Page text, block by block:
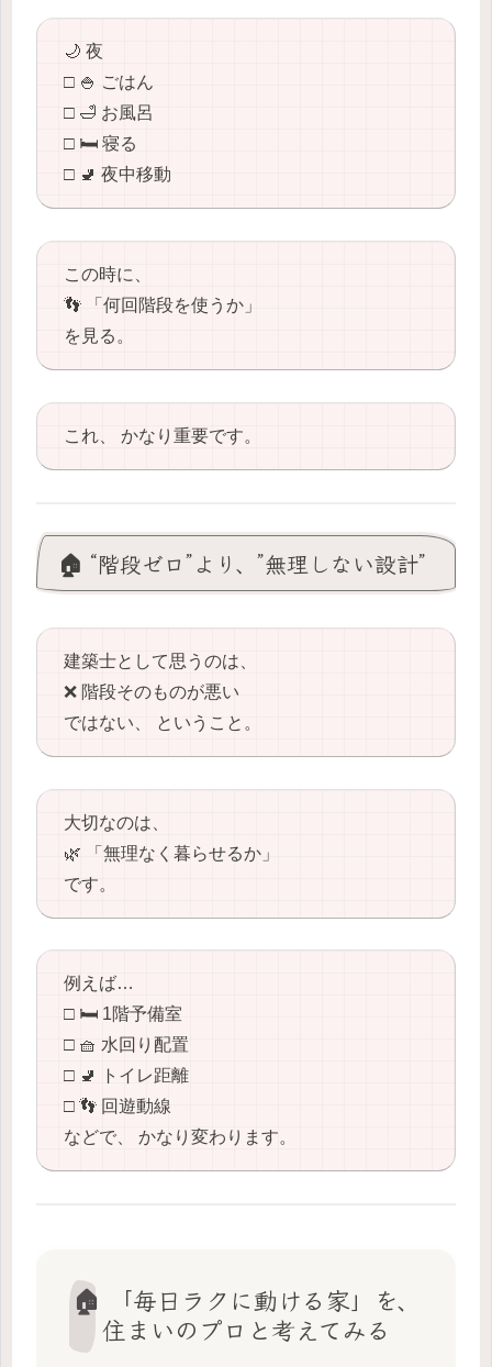
🌙 夜
□ 🍚 ごはん
□ 🛁 お風呂
□ 🛏️ 寝る
□ 🚽 夜中移動
この時に、
👣 「何回階段を使うか」
を見る。
これ、 かなり重要です。
🏠 “階段ゼロ”より、”無理しない設計”
建築士として思うのは、
❌ 階段そのものが悪い
ではない、 ということ。
大切なのは、
🌿 「無理なく暮らせるか」
です。
例えば…
□ 🛏️ 1階予備室
□ 🧺 水回り配置
□ 🚽 トイレ距離
□ 👣 回遊動線
などで、 かなり変わります。
🏠 「毎日ラクに動ける家」を、
住まいのプロと考えてみる